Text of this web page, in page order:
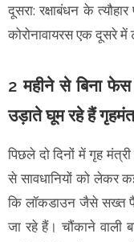
दूसरा: रक्षाबंधन के
कोरोनावायरस एक दूसरे
2 महीने से बिना
उड़ाते घूम रहे हैं
पिछले दो दिनों में गृह
से सावधानियों को लेकर
कि लॉकडाउन जैसे सख्त
जा रहे हैं। चौंकाने वाली